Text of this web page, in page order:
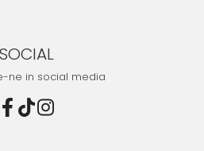
SOCIAL
ne in social media